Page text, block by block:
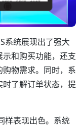
系统展现出了强大
和购买功能，还支
物需求。同时，系
了解订单状态，提
样表现出色。系统